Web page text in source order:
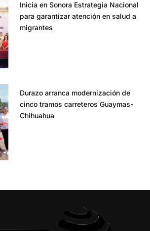
Inicia en Sonora Estrategia Nacional
para garantizar atención en salud a
migrantes
Durazo arranca modernización de
cinco tramos carreteros Guaymas-
Chihuahua